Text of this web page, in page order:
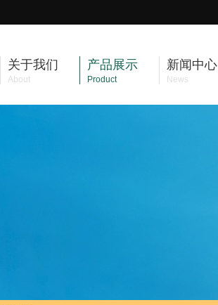
关于我们
About
产品展示
Product
新闻中心
News